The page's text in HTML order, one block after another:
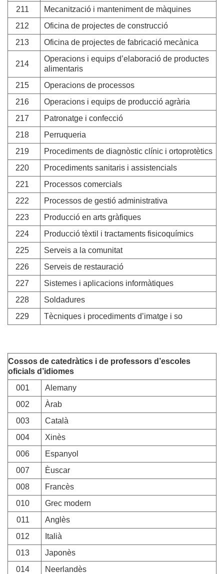
211
Mecanització i manteniment de màquines
212
Oficina de projectes de construcció
213
Oficina de projectes de fabricació mecànica
214
Operacions i equips d’elaboració de productes
alimentaris
215
Operacions de processos
216
Operacions i equips de producció agrària
217
Patronatge i confecció
218
Perruqueria
219
Procediments de diagnòstic clínic i ortoprotètics
220
Procediments sanitaris i assistencials
221
Processos comercials
222
Processos de gestió administrativa
223
Producció en arts gràfiques
224
Producció tèxtil i tractaments fisicoquímics
225
Serveis a la comunitat
226
Serveis de restauració
227
Sistemes i aplicacions informàtiques
228
Soldadures
229
Tècniques i procediments d’imatge i so
Cossos de catedràtics i de professors d’escoles
oficials d’idiomes
001
Alemany
002
Àrab
003
Català
004
Xinès
006
Espanyol
007
Èuscar
008
Francès
010
Grec modern
011
Anglès
012
Italià
013
Japonès
014
Neerlandès